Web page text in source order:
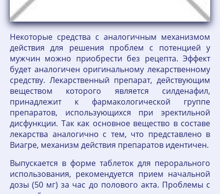
Некоторые средства с аналогичным механизмом
действия для решения проблем с потенцией у
мужчин можно приобрести без рецепта. Эффект
будет аналогичен оригинальному лекарственному
средству. Лекарственный препарат, действующим
веществом которого является силденафил,
принадлежит к фармакологической группе
препаратов, использующихся при эректильной
дисфункции. Так как основное вещество в составе
лекарства аналогично с тем, что представлено в
Виагре, механизм действия препаратов идентичен.
Выпускается в форме таблеток для перорального
использования, рекомендуется прием начальной
дозы (50 мг) за час до полового акта. Проблемы с